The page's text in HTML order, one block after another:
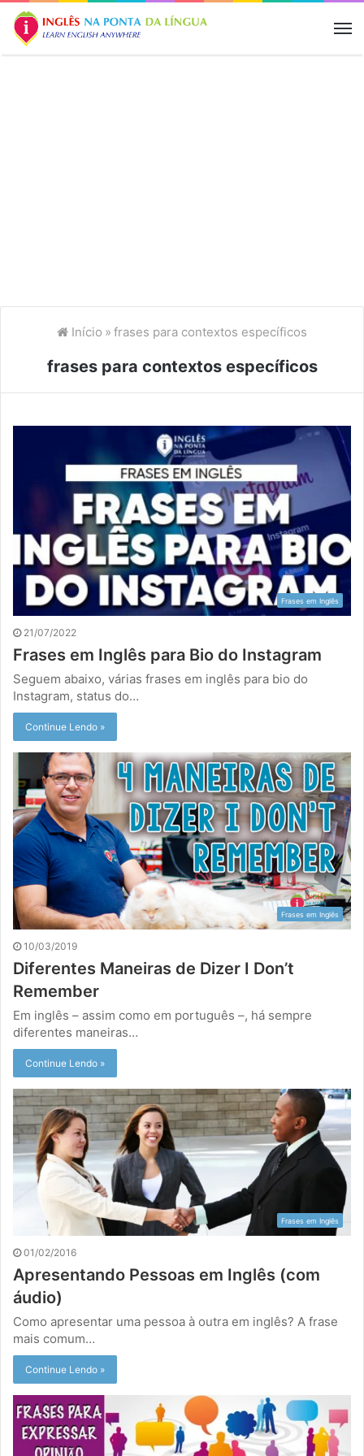
Início » frases para contextos específicos
frases para contextos específicos
Frases em Inglês
21/07/2022
Frases em Inglês para Bio do Instagram
Seguem abaixo, várias frases em inglês para bio do
Instagram, status do…
Continue Lendo »
Frases em Inglês
10/03/2019
Diferentes Maneiras de Dizer I Don’t
Remember
Em inglês – assim como em português –, há sempre
diferentes maneiras…
Continue Lendo »
Frases em Inglês
01/02/2016
Apresentando Pessoas em Inglês (com
áudio)
Como apresentar uma pessoa à outra em inglês? A frase
mais comum…
Continue Lendo »